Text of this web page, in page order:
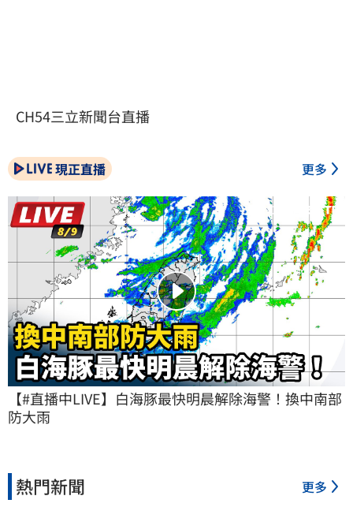
CH54三立新聞台直播
現正直播 更多
【#直播中LIVE】白海豚最快明晨解除海警！換中南部
防大雨
熱門新聞 更多